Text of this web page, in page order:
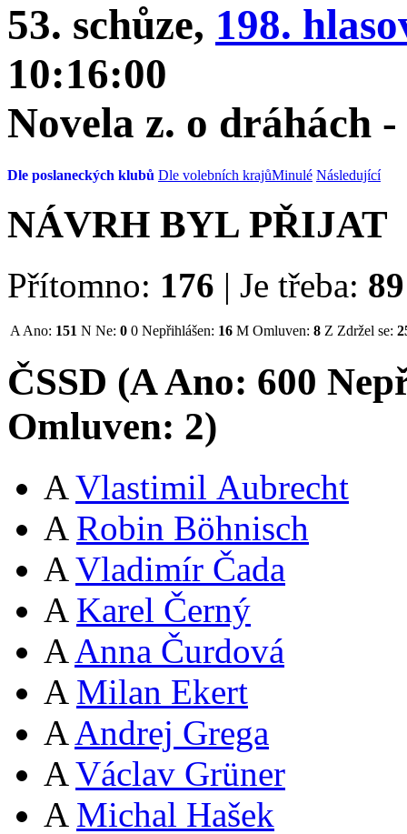
53. schůze, 198.
10:16:00
Novela z. o dráhách
Dle poslaneckých klubů Dle volebních krajůMinulé Následující
NÁVRH BYL PŘIJAT
Přítomno: 176 | Je třeba: 89
A Ano: 151 N Ne: 0 0 Nepřihlášen: 16 M Omluven: 8 Z Zdržel se:
ČSSD (AAno: 600
Omluven: 2)
A Vlastimil Aubrecht
A Robin Böhnisch
A Vladimír Čada
A Karel Černý
A Anna Čurdová
A Milan Ekert
A Andrej Grega
A Václav Grüner
A Michal Hašek